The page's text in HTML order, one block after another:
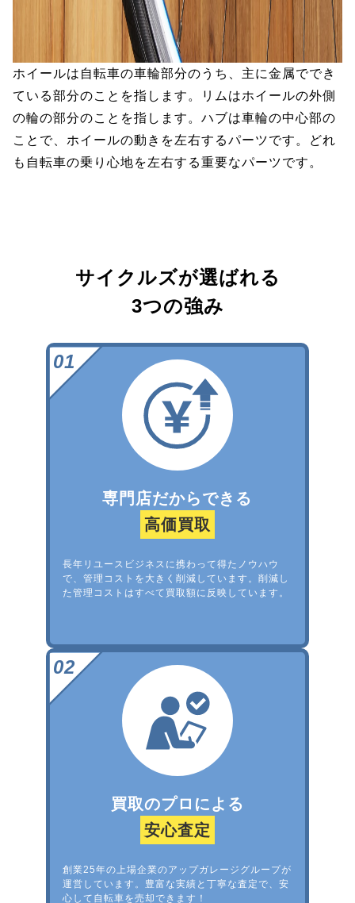
ホイールは自転車の車輪部分のうち、主に金属ででき
ている部分のことを指します。リムはホイールの外側
の輪の部分のことを指します。ハブは車輪の中心部の
ことで、ホイールの動きを左右するパーツです。どれ
も自転車の乗り心地を左右する重要なパーツです。
サイクルズが選ばれる
3つの強み
専門店だからできる
高価買取
長年リユースビジネスに携わって得たノウハウ
で、管理コストを大きく削減しています。削減し
た管理コストはすべて買取額に反映しています。
買取のプロによる
安心査定
創業25年の上場企業のアップガレージグループが
運営しています。豊富な実績と丁寧な査定で、安
心して自転車を売却できます！